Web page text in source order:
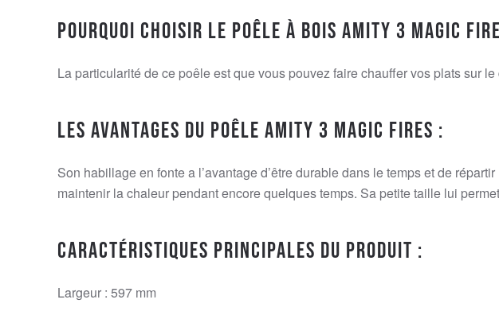
Pourquoi choisir le poêle à bois Amity 3 Magic
La particularité de ce poêle est que vous pouvez faire chauffer vos plats sur
Les avantages du poêle Amity 3 Magic Fires :
Son habillage en fonte a l’avantage d’être durable dans le temps et de
maintenir la chaleur pendant encore quelques temps. Sa petite taille lui
Caractéristiques principales du produit :
Largeur : 597 mm